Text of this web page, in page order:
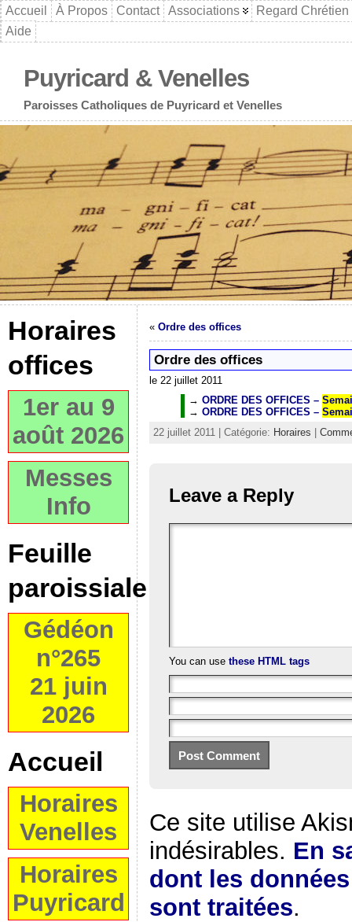
Accueil À Propos Contact Associations
Regard Chrétien
Aide
Puyricard & Venelles
Paroisses Catholiques de Puyricard et Venelles
Horaires
offices
1er au 9
août 2026
Messes
Info
Feuille
paroissiale
Gédéon
n°265
21 juin
2026
Accueil
Horaires
Venelles
Horaires
Puyricard
« Ordre des offices
Ordre des offices
le 22 juillet 2011
→ ORDRE DES OFFICES –
→ ORDRE DES OFFICES –
22 juillet 2011 | Catégorie: Horaires
Leave a Reply
You can use these HTML tags
Ce site utilise
indésirables. En
dont les
sont traitées.